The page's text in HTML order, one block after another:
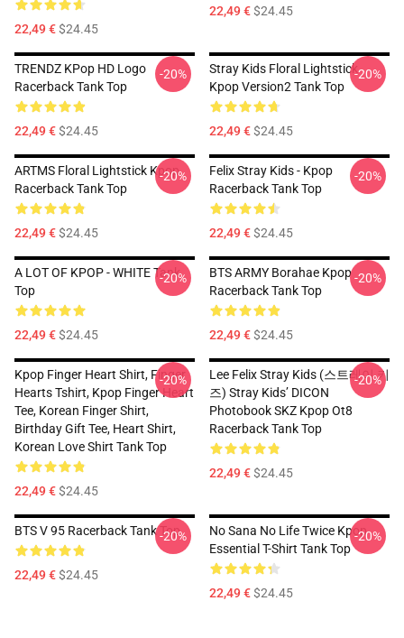
22,49 €$24.45
22,49 €$24.45
TRENDZ KPop HD Logo
Racerback Tank Top
22,49 €$24.45
-20%
Stray Kids Floral Lightstick
Kpop Version2 Tank Top
22,49 €$24.45
-20%
ARTMS Floral Lightstick Kpop
Racerback Tank Top
22,49 €$24.45
-20%
Felix Stray Kids - Kpop
Racerback Tank Top
22,49 €$24.45
-20%
A LOT OF KPOP - WHITE Tank
Top
22,49 €$24.45
-20%
BTS ARMY Borahae Kpop
Racerback Tank Top
22,49 €$24.45
-20%
Kpop Finger Heart Shirt, Finger
Hearts Tshirt, Kpop Finger Heart
Tee, Korean Finger Shirt,
Birthday Gift Tee, Heart Shirt,
Korean Love Shirt Tank Top
22,49 €$24.45
-20%
Lee Felix Stray Kids (스트레이 키
즈) Stray Kids’ DICON
Photobook SKZ Kpop Ot8
Racerback Tank Top
22,49 €$24.45
-20%
BTS V 95 Racerback Tank Top
22,49 €$24.45
-20%
No Sana No Life Twice Kpop
Essential T-Shirt Tank Top
22,49 €$24.45
-20%